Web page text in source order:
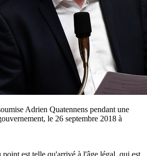
Adrien Quatennens pendant une
le 26 septembre 2018 à
est telle qu'arrivé à l'âge légal, qui est